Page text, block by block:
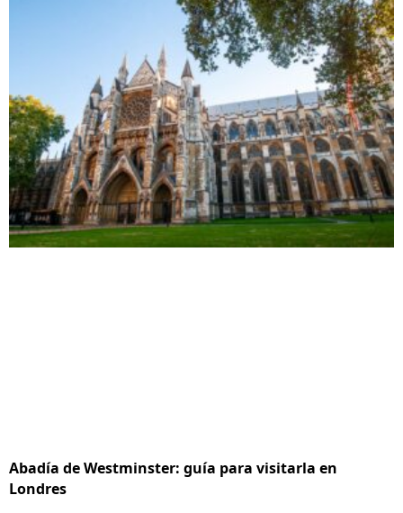
Abadía de Westminster: guía para visitarla en
Londres